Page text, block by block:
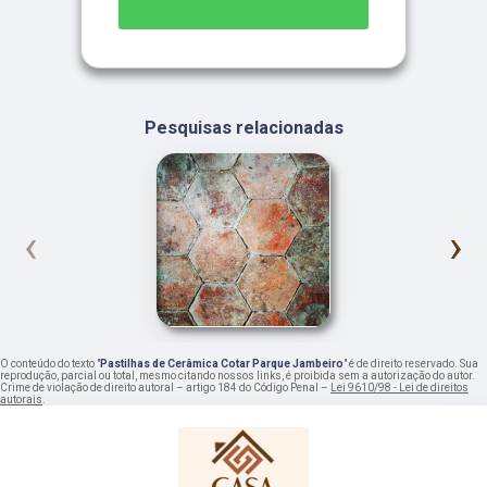
Pesquisas relacionadas
‹ ›
O conteúdo do texto "Pastilhas de Cerâmica Cotar Parque Jambeiro" é de direito reservado. Sua
reprodução, parcial ou total, mesmo citando nossos links, é proibida sem a autorização do autor.
Crime de violação de direito autoral – artigo 184 do Código Penal –
Lei 9610/98 - Lei de direitos
autorais